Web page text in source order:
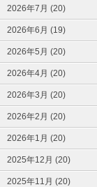
2026年7月 (20)
2026年6月 (19)
2026年5月 (20)
2026年4月 (20)
2026年3月 (20)
2026年2月 (20)
2026年1月 (20)
2025年12月 (20)
2025年11月 (20)